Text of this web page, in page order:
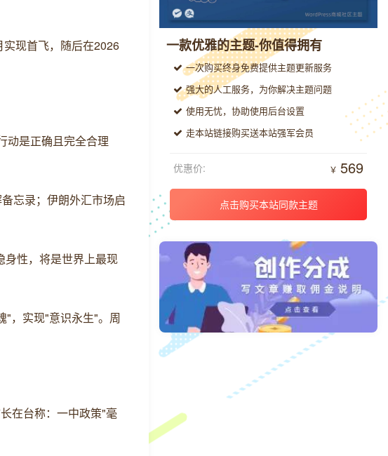
现首飞，随后在2026
动是正确且完全合理
忘录；伊朗外汇市场启
身性，将是世界上最现
"，实现"意识永生"。周
在台称：一中政策"毫
一款优雅的主题-你值得拥有
一次购买终身免费提供主题更新服务
强大的人工服务，为你解决主题问题
使用无忧，协助使用后台设置
走本站链接购买送本站强军会员
￥ 569
优惠价:
点击购买本站同款主题